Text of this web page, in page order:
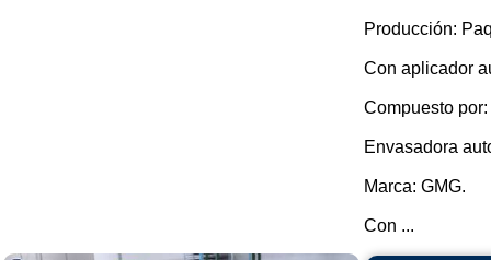
Producción:
Con aplicador
Compuesto por:
Envasadora
Marca: GMG.
Con ...